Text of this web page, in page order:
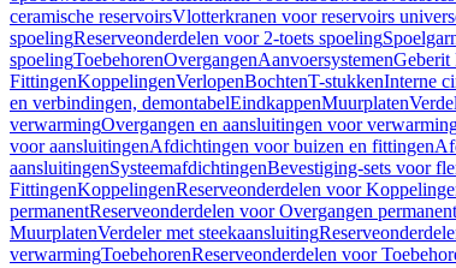
ceramische reservoirsVlotterkranen voor reservoirs
spoelingReserveonderdelen voor 2-toets spoeling
spoelingToebehorenOvergangenAanvoersystemen
FittingenKoppelingenVerlopenBochtenT-stukkenInterne
en verbindingen, demontabelEindkappenMuurplaten
verwarmingOvergangen en aansluitingen voor
voor aansluitingenAfdichtingen voor buizen en fittingen
aansluitingenSysteemafdichtingenBevestiging-sets voor
FittingenKoppelingenReserveonderdelen voor
permanentReserveonderdelen voor Overgangen permanent
MuurplatenVerdeler met steekaansluiting
verwarmingToebehorenReserveonderdelen voor